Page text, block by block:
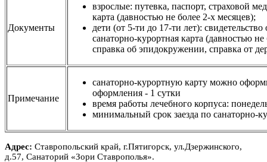
Документы
взрослые: путевка, паспорт, страховой
карта (давностью не более 2-х месяцев);
дети (от 5-ти до 17-ти лет):
санаторно-курортная карта (давностью
справка об эпидокружении, справка от
Примечание
санаторно-курортную карту можно
оформления - 1 сутки
время работы лечебного корпуса:
минимальный срок заезда по санаторно-
Адрес: Ставропольский край, г.Пятигорск, ул.Дзержинского,
д.57, Санаторий «Зори Ставрополья».